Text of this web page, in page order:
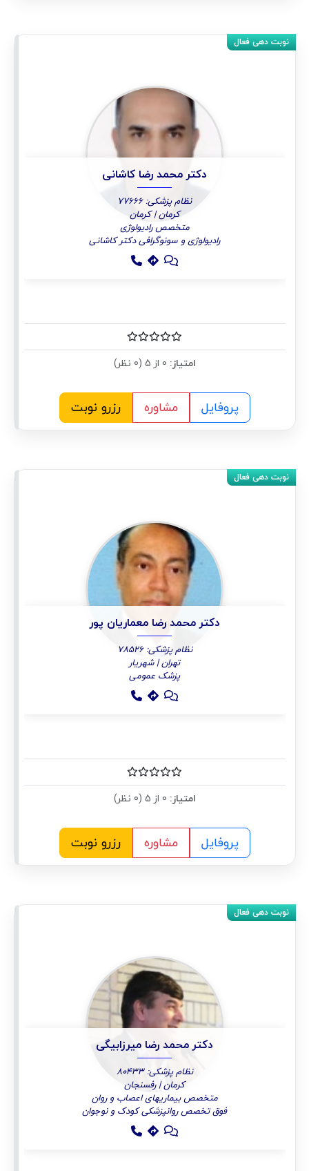
دکتر محمد رضا کاشانی
نظام پزشکی: 77666
کرمان | کرمان
متخصص رادیولوژی
رادیولوژی و سونوگرافی دکتر کاشانی
امتیاز:
پروفایل مشاوره رزرو نوبت
دکتر محمد رضا معماریان پور
نظام پزشکی: 78526
تهران | شهریار
پزشک عمومی
امتیاز:
پروفایل مشاوره رزرو نوبت
دکتر محمد رضا میرزابیگی
نظام پزشکی: 80433
کرمان | رفسنجان
متخصص بیماریهای اعصاب و روان
فوق تخصص روانپزشکی کودک و نوجوان